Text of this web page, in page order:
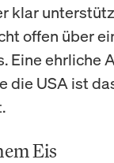
klar
offen über
Eine ehrliche
die USA ist
Eis